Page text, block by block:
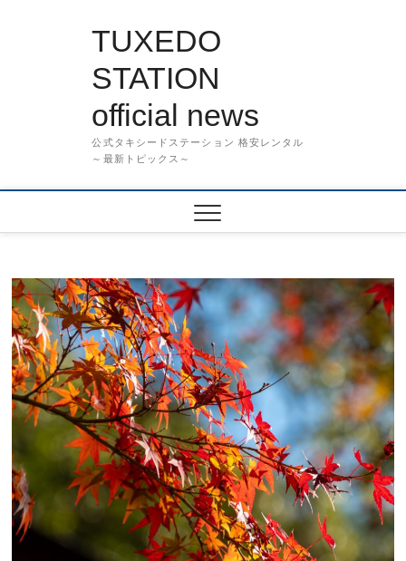
TUXEDO
STATION
official news
公式タキシードステーション 格安レンタル
～最新トピックス～